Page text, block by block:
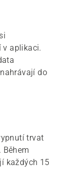
v aplikaci.
do
trvat
každých 15